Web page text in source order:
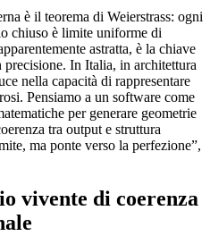
è il teorema di Weierstrass: ogni
chiuso è limite uniforme di
astratta, è la chiave
In Italia, in architettura
nella capacità di rappresentare
Pensiamo a un software come
per generare geometrie
tra output e struttura
ma ponte verso la perfezione”,
vivente di coerenza